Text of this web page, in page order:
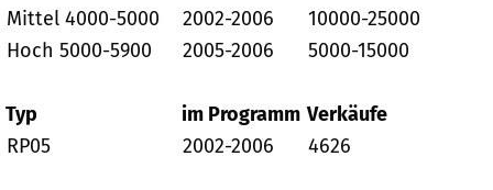
Mittel 4000-5000
2002-2006
10000-25000
Hoch 5000-5900
2005-2006 5000-15000
Typ im Programm Verkäufe
RP05
2002-2006 4626